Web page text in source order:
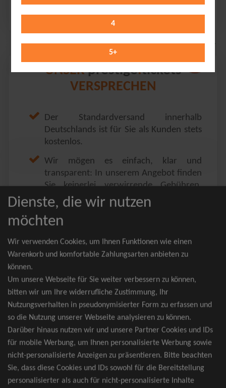
4
5+
Friday 02.10.2026
UNSERprestige.tickets
VERSPRECHEN
Der Standardversand innerhalb
Deutschlands ist für Sie als Kunden stets
kostenlos.
Wir mögen es einfach, klar und
transparent: In unserem Angebot finden
Sie keinerlei verwirrende Gebühren,
Zusatzangebote oder ähnliches.
Sie erhalten ausschließlich
zusammenhängende Sitzplätze, welche
nach der Bestplatzbuchung vergeben
werden.
wider Erwarten doch nicht verfügbar
sein, erhalten Sie von uns Tickets für die
nächst bessere Kategorie. Und das
kostenfrei und völlig automatisch.
TOP-Events
Dienste, die wir nutzen
möchten
Wir verwenden Cookies, um Ihnen Funktionen wie einen
Warenkorb und komfortable Zahlungsarten anbieten zu
können.
Um unsere Webseite für Sie weiter verbessern zu können,
bitten wir um Ihre widerrufliche Zustimmung, Ihr
Nutzungsverhalten in pseudonymisierter Form zu erfassen und
so die Nutzung unserer Webseite analysieren zu können.
Darüber hinaus nutzen wir und unsere Partner Cookies und IDs
für mobile Werbung, um Ihnen personalisierte Werbung sowie
nicht-personalisierte Anzeigen zu präsentieren. Bitte beachten
Sie, dass diese Cookies und IDs sowohl für die Bereitstellung
personalisierter als auch für nicht-personalisierte Inhalte